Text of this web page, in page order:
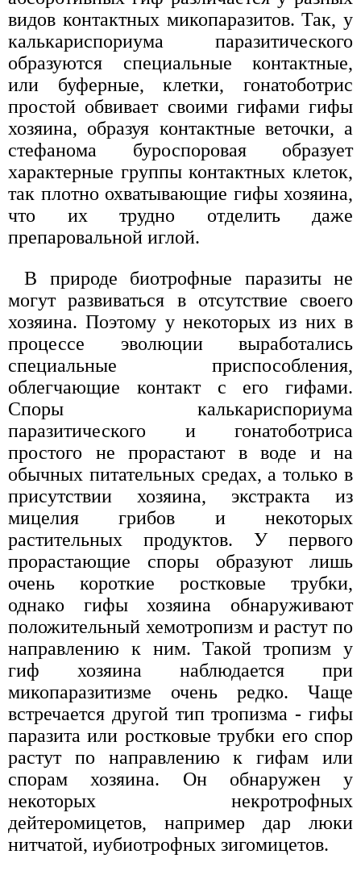
видов контактных микопаразитов. Так, у
калькариспориума паразитического
образуются специальные контактные,
или буферные, клетки, гонатоботрис
простой обвивает своими гифами гифы
хозяина, образуя контактные веточки, а
стефанома буроспоровая образует
характерные группы контактных клеток,
так плотно охватывающие гифы хозяина,
что их трудно отделить даже
препаровальной иглой.
В природе биотрофные паразиты не
могут развиваться в отсутствие своего
хозяина. Поэтому у некоторых из них в
процессе эволюции выработались
специальные приспособления,
облегчающие контакт с его гифами.
Споры калькариспориума
паразитического и гонатоботриса
простого не прорастают в воде и на
обычных питательных средах, а только в
присутствии хозяина, экстракта из
мицелия грибов и некоторых
растительных продуктов. У первого
прорастающие споры образуют лишь
очень короткие ростковые трубки,
однако гифы хозяина обнаруживают
положительный хемотропизм и растут по
направлению к ним. Такой тропизм у
гиф хозяина наблюдается при
микопаразитизме очень редко. Чаще
встречается другой тип тропизма - гифы
паразита или ростковые трубки его спор
растут по направлению к гифам или
спорам хозяина. Он обнаружен у
некоторых некротрофных
дейтеромицетов, например дар люки
нитчатой, иубиотрофных зигомицетов.